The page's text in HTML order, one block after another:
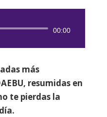
00:00
más
resumidas en
te pierdas la